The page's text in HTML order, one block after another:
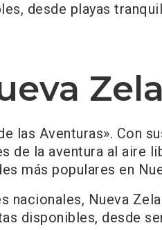
desde playas
las Aventuras». Con
de la aventura al aire
más populares en
nacionales, Nueva
disponibles, desde